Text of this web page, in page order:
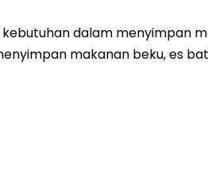
dalam menyimpan
makanan beku, es